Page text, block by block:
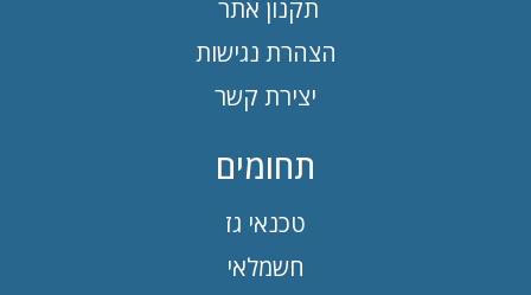
תקנון אתר
הצהרת נגישות
יצירת קשר
תחומים
טכנאי גז
חשמלאי